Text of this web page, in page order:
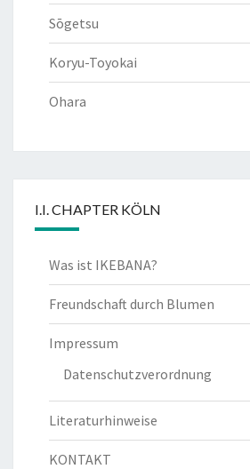
Sōgetsu
Koryu-Toyokai
Ohara
I.I. CHAPTER KÖLN
Was ist IKEBANA?
Freundschaft durch Blumen
Impressum
Datenschutzverordnung
Literaturhinweise
KONTAKT